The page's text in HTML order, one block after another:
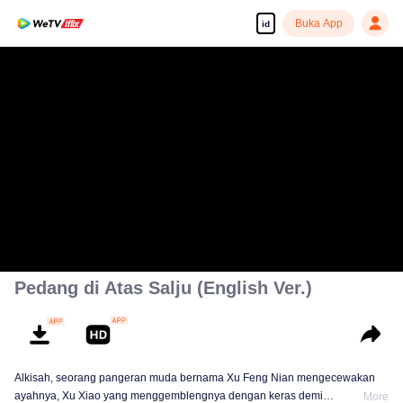
id Buka App
Pedang di Atas Salju (English Ver.)
Alkisah, seorang pangeran muda bernama Xu Feng Nian mengecewakan
ayahnya, Xu Xiao yang menggemblengnya dengan keras demi
More